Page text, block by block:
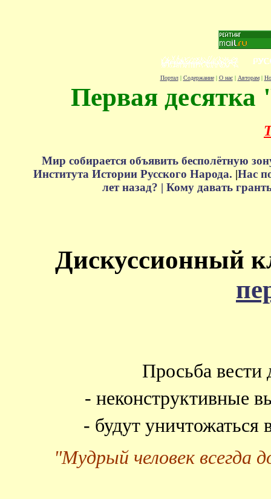
Портал| Содержание| О нас| Авторам|
Первая десятка
Мир собирается объявить бесполётную
Института Истории Русского Народа. |Нас
лет назад? | Кому давать
Дискуссионный
Просьба вести
- неконструктивные
- будут
"Мудрый человек всегда